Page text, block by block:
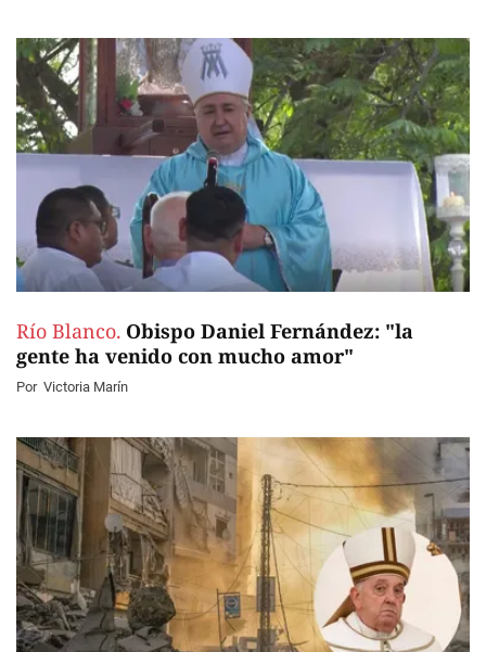
Río Blanco. Obispo Daniel Fernández: "la
gente ha venido con mucho amor"
Por Victoria Marín